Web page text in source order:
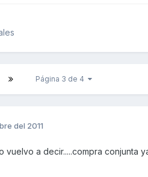
Página 3 de 4
del 2011
vuelvo a decir.....compra conjunta